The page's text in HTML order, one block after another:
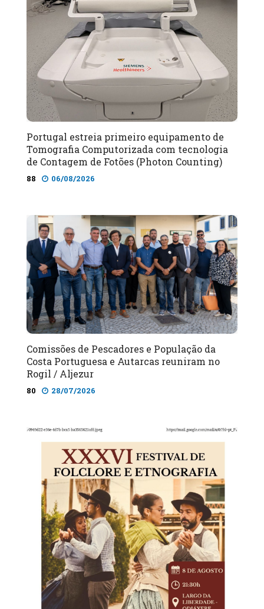
Portugal estreia primeiro equipamento de
Tomografia Computorizada com tecnologia
de Contagem de Fotões (Photon Counting)
88 06/08/2026
Comissões de Pescadores e População da
Costa Portuguesa e Autarcas reuniram no
Rogil / Aljezur
80 28/07/2026